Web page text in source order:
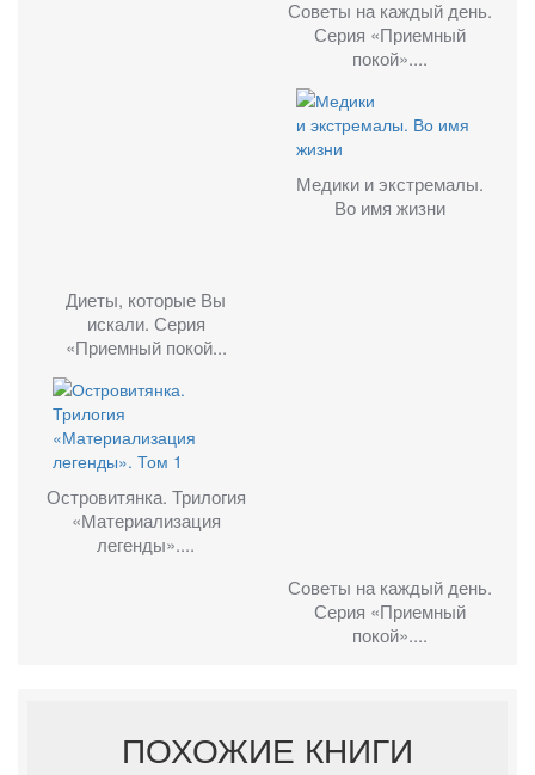
Советы на каждый день.
Серия «Приемный
покой»....
Диеты, которые Вы
искали. Серия
«Приемный покой...
Медики и экстремалы.
Во имя жизни
Островитянка. Трилогия
«Материализация
легенды»....
Советы на каждый день.
Серия «Приемный
покой»....
ПОХОЖИЕ КНИГИ